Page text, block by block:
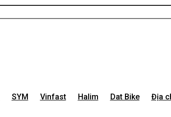
SYM Vinfast Halim Dat Bike Địa